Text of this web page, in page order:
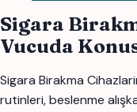
Sigara
Vucuda
Sigara Birakma
rutinleri, beslenme